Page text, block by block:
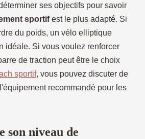
ses objectifs pour savoir
sportifest le plus adapté. Si
du poids, un vélo elliptique
idéale. Si vous voulez renforcer
de traction peut être le choix
sportif, vous pouvez discuter de
recommandé pour les
son niveau de